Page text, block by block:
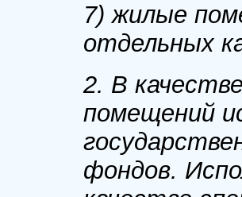
7) жилые
отдельных
2. В
помещений
фондов.